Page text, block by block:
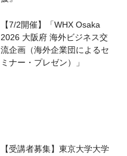
【7/2開催】「WHX Osaka
2026 大阪府 海外ビジネス交
流企画（海外企業団によるセ
ミナー・プレゼン）」
【受講者募集】東京大学大学